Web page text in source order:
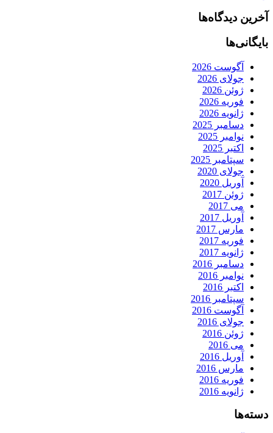
آخرین دیدگاه‌ها
بایگانی‌ها
آگوست 2026
جولای 2026
ژوئن 2026
فوریه 2026
ژانویه 2026
دسامبر 2025
نوامبر 2025
اکتبر 2025
سپتامبر 2025
جولای 2020
آوریل 2020
ژوئن 2017
می 2017
آوریل 2017
مارس 2017
فوریه 2017
ژانویه 2017
دسامبر 2016
نوامبر 2016
اکتبر 2016
سپتامبر 2016
آگوست 2016
جولای 2016
ژوئن 2016
می 2016
آوریل 2016
مارس 2016
فوریه 2016
ژانویه 2016
دسته‌ها